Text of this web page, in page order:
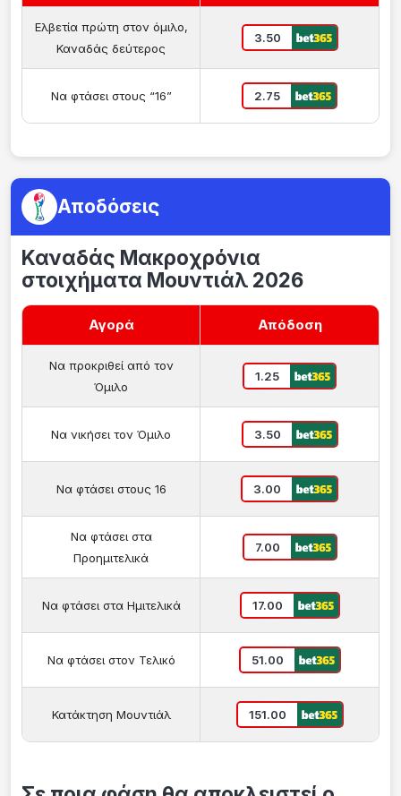
Ελβετία πρώτη στον όμιλο,
Καναδάς δεύτερος
3.50
Να φτάσει στους “16” 2.75
Αποδόσεις
Καναδάς Μακροχρόνια
στοιχήματα Μουντιάλ 2026
Αγορά Απόδοση
Να προκριθεί από τον
Όμιλο
1.25
Να νικήσει τον Όμιλο 3.50
Να φτάσει στους 16 3.00
Να φτάσει στα
Προημιτελικά
7.00
Να φτάσει στα Ημιτελικά 17.00
Να φτάσει στον Τελικό 51.00
Κατάκτηση Μουντιάλ 151.00